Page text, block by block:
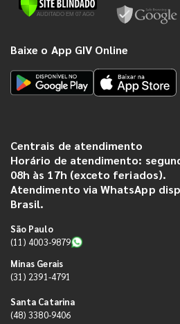
Baixe o App GIV Online
Centrais de atendimento
Horário de atendimento:
08h às 17h (exceto feriados).
Atendimento via WhatsApp
Brasil.
São Paulo
(11) 4003-9879
Minas Gerais
(31) 2391-4791
Santa Catarina
(48) 3380-9406